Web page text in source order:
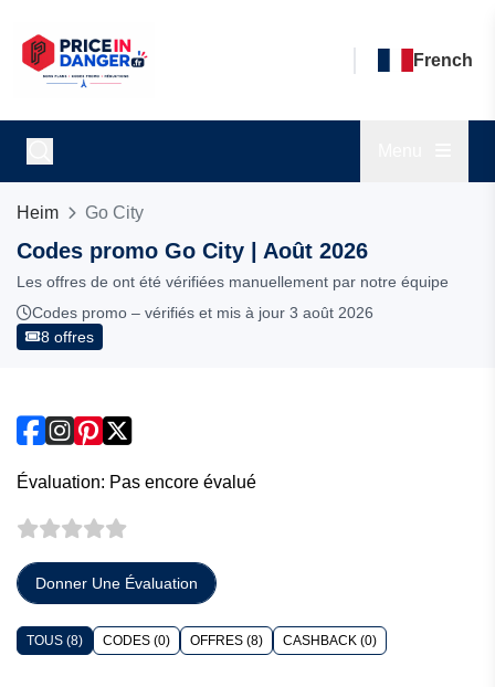
French
Heim Go City
Codes promo Go City | Août 2026
Les offres de ont été vérifiées manuellement par notre équipe
Codes promo – vérifiés et mis à jour 3 août 2026
8 offres
Évaluation: Pas encore évalué
Donner Une Évaluation
TOUS (8) CODES (0) OFFRES (8) CASHBACK (0)